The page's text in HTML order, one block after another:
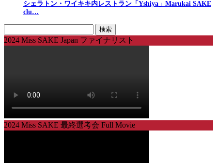
シェラトン・ワイキキ内レストラン「Yshiya」Marukai SAKE
clu…
索:
2024 Miss SAKE Japan ファイナリスト
2024 Miss SAKE 最終選考会 Full Movie